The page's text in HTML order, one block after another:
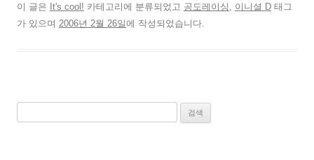
이 글은 It's cool! 카테고리에 분류되었고 공도레이싱 , 이니셜 D 태그
가 있으며 2006년 2월 26일에 작성되었습니다.